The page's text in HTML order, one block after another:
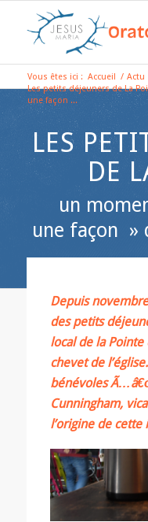
Vous êtes ici : Accueil / Actu
Les petits déjeuners de La
une façon ...
LES
DE
un
une façon »
Depuis
des petits
local de la Pointe
chevet de
bénévoles
Cunningham,
l’origine de cette